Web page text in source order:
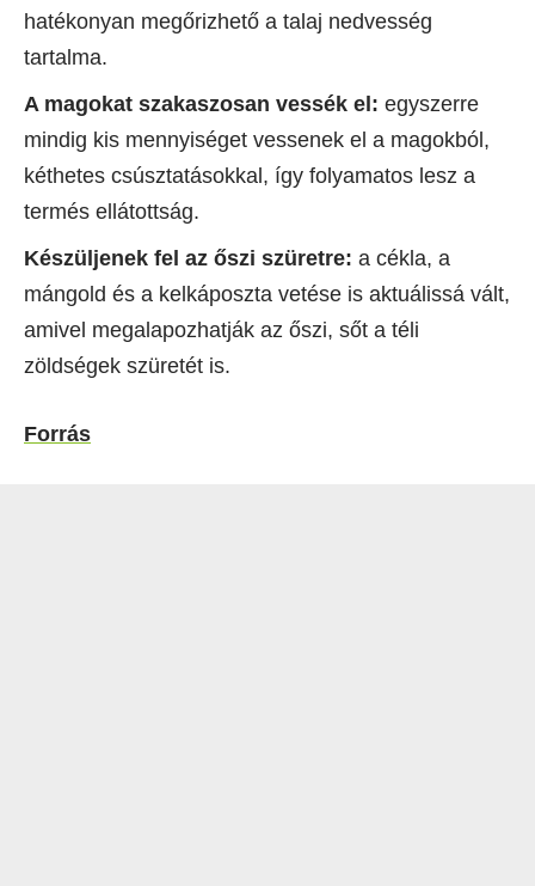
hatékonyan megőrizhető a talaj nedvesség
tartalma.
A magokat szakaszosan vessék el: egyszerre
mindig kis mennyiséget vessenek el a magokból,
kéthetes csúsztatásokkal, így folyamatos lesz a
termés ellátottság.
Készüljenek fel az őszi szüretre: a cékla, a
mángold és a kelkáposzta vetése is aktuálissá vált,
amivel megalapozhatják az őszi, sőt a téli
zöldségek szüretét is.
Forrás